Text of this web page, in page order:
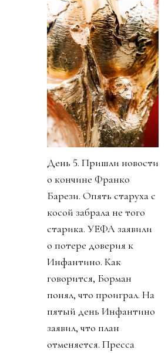
День 5. Пришли новости
о кончине Франко
Барези. Опять старуха с
косой забрала не того
старика. УЕФА заявили
о потере доверия к
Инфантино. Как
говорится, Борман
понял, что проиграл. На
пятый день Инфантино
заявил, что план
отменяется. Пресса